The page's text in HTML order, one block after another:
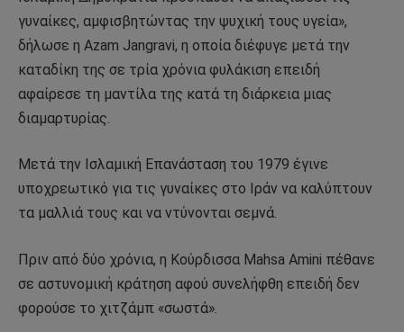
γυναίκες, αμφισβητώντας την ψυχική τους υγεία»,
δήλωσε η Azam Jangravi, η οποία διέφυγε μετά την
καταδίκη της σε τρία χρόνια φυλάκιση επειδή
αφαίρεσε τη μαντίλα της κατά τη διάρκεια μιας
διαμαρτυρίας.
Μετά την Ισλαμική Επανάσταση του 1979 έγινε
υποχρεωτικό για τις γυναίκες στο Ιράν να καλύπτουν
τα μαλλιά τους και να ντύνονται σεμνά.
Πριν από δύο χρόνια, η Κούρδισσα Mahsa Amini πέθανε
σε αστυνομική κράτηση αφού συνελήφθη επειδή δεν
φορούσε το χιτζάμπ «σωστά».